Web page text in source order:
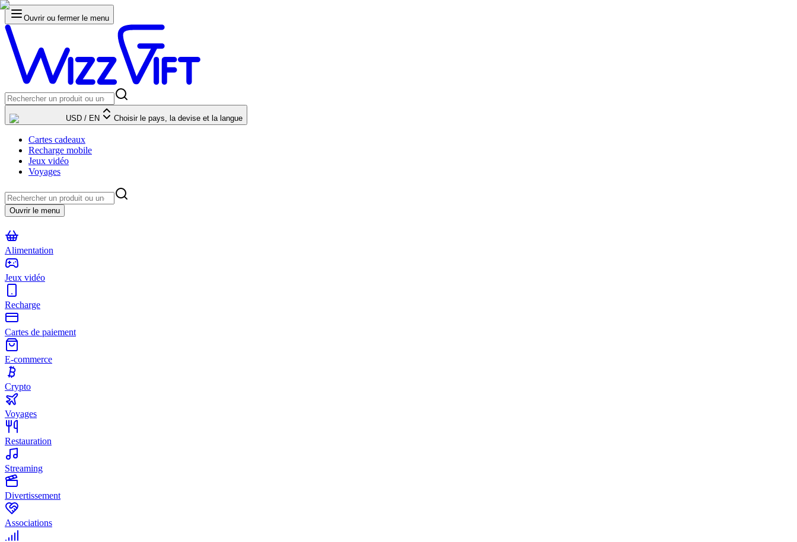
Ouvrir ou fermer le menu
USD / EN Choisir le pays, la devise et la langue
Cartes cadeaux
Recharge mobile
Jeux vidéo
Voyages
Ouvrir le menu
Alimentation
Jeux vidéo
Recharge
Cartes de paiement
E-commerce
Crypto
Voyages
Restauration
Streaming
Divertissement
Associations